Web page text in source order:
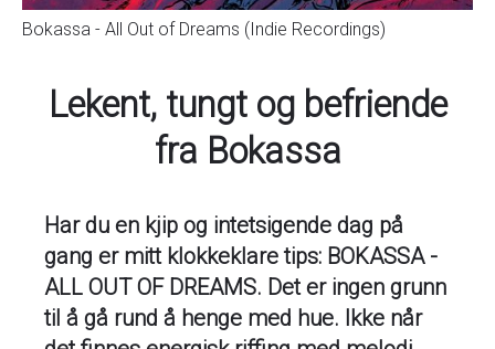
Bokassa - All Out of Dreams (Indie Recordings)
Lekent, tungt og befriende
fra Bokassa
Har du en kjip og intetsigende dag på
gang er mitt klokkeklare tips: BOKASSA -
ALL OUT OF DREAMS. Det er ingen grunn
til å gå rund å henge med hue. Ikke når